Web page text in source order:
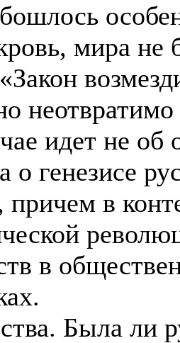
мира не
идет не об
о генезисе
в
в
Была ли